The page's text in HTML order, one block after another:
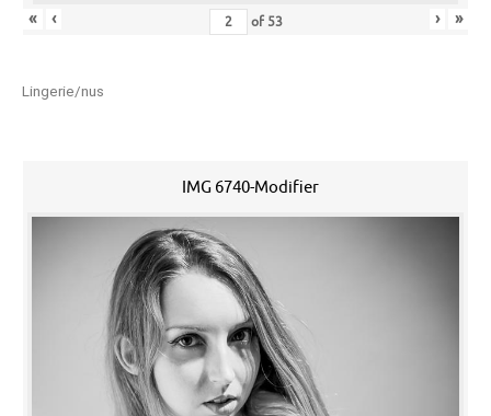
«
‹ of 53 › »
Lingerie/nus
IMG 6740-Modifier